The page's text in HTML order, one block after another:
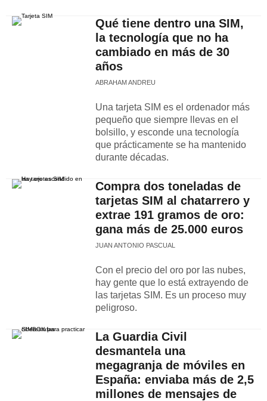
Qué tiene dentro una SIM,
la tecnología que no ha
cambiado en más de 30
años
ABRAHAM ANDREU
Una tarjeta SIM es el ordenador más
pequeño que siempre llevas en el
bolsillo, y esconde una tecnología
que prácticamente se ha mantenido
durante décadas.
Compra dos toneladas de
tarjetas SIM al chatarrero y
extrae 191 gramos de oro:
gana más de 25.000 euros
JUAN ANTONIO PASCUAL
Con el precio del oro por las nubes,
hay gente que lo está extrayendo de
las tarjetas SIM. Es un proceso muy
peligroso.
La Guardia Civil
desmantela una
megagranja de móviles en
España: enviaba más de 2,5
millones de mensajes de